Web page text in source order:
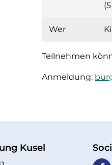
Wer
Teilnehmen
Anmeldung:
Kusel